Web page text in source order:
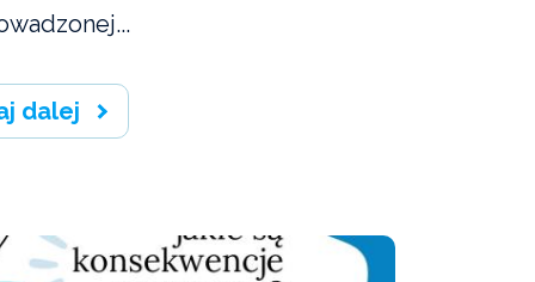
dalej